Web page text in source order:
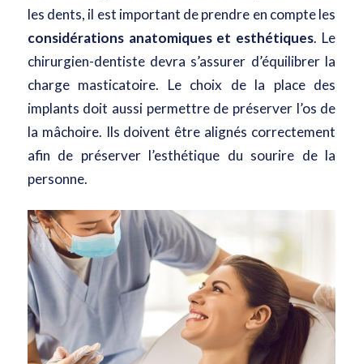
les dents, il est important de prendre en compte les
considérations anatomiques et esthétiques. Le
chirurgien-dentiste devra s’assurer d’équilibrer la
charge masticatoire. Le choix de la place des
implants doit aussi permettre de préserver l’os de
la mâchoire. Ils doivent être alignés correctement
afin de préserver l’esthétique du sourire de la
personne.